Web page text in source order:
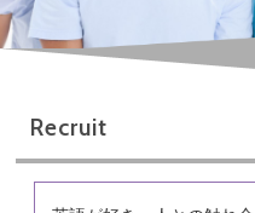
Recruit